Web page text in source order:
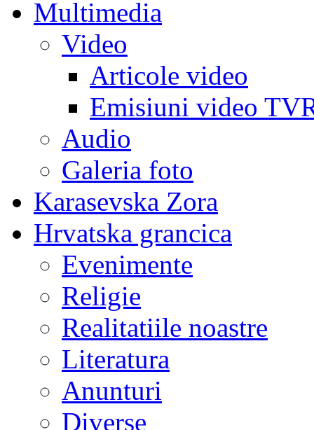
Multimedia
Video
Articole video
Emisiuni video
Audio
Galeria foto
Karasevska Zora
Hrvatska grancica
Evenimente
Religie
Realitatiile noastre
Literatura
Anunturi
Diverse